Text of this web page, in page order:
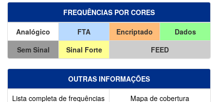
FREQUÊNCIAS POR CORES
Analógico
FTA Encriptado
Dados
Sem Sinal
Sinal Forte FEED
OUTRAS INFORMAÇÕES
Lista completa de frequências
Mapa de cobertura